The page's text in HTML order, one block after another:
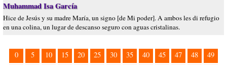
Muhammad Isa García
Hice de Jesús y su madre María, un signo [de Mi poder]. A ambos les di refugio
en una colina, un lugar de descanso seguro con aguas cristalinas.
0 5 10 15 20 25 30 35 40 45 47 48 49